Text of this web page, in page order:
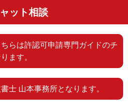
ット相談
らは許認可申請専門ガイドのチ
ます。
士 山本事務所となります。